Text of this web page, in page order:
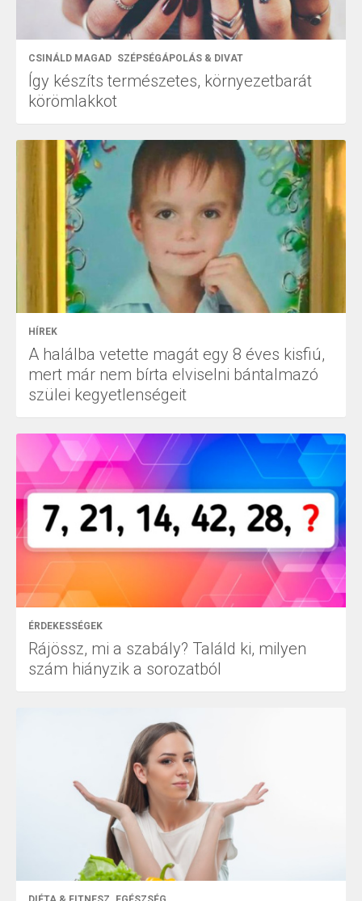
CSINÁLD MAGAD SZÉPSÉGÁPOLÁS & DIVAT
Így készíts természetes, környezetbarát
körömlakkot
HÍREK
A halálba vetette magát egy 8 éves kisfiú,
mert már nem bírta elviselni bántalmazó
szülei kegyetlenségeit
ÉRDEKESSÉGEK
Rájössz, mi a szabály? Találd ki, milyen
szám hiányzik a sorozatból